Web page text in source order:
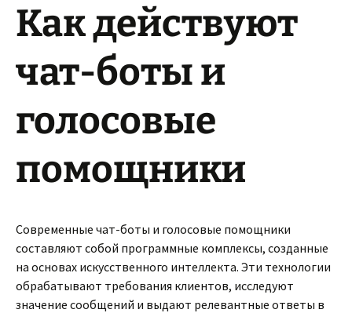
Как действуют
чат-боты и
голосовые
помощники
Современные чат-боты и голосовые помощники
составляют собой программные комплексы, созданные
на основах искусственного интеллекта. Эти технологии
обрабатывают требования клиентов, исследуют
значение сообщений и выдают релевантные ответы в